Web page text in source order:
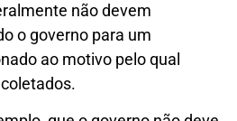
não devem
o governo para um
ao motivo pelo qual